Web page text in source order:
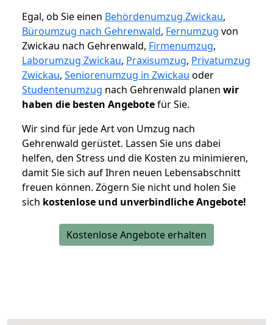
Egal, ob Sie einen Behördenumzug Zwickau,
Büroumzug nach Gehrenwald, Fernumzug von
Zwickau nach Gehrenwald, Firmenumzug,
Laborumzug Zwickau, Praxisumzug, Privatumzug
Zwickau, Seniorenumzug in Zwickau oder
Studentenumzug nach Gehrenwald planen wir
haben die besten Angebotefür Sie.
Wir sind für jede Art von Umzug nach
Gehrenwald gerüstet. Lassen Sie uns dabei
helfen, den Stress und die Kosten zu minimieren,
damit Sie sich auf Ihren neuen Lebensabschnitt
freuen können. Zögern Sie nicht und holen Sie
sich kostenlose und unverbindliche Angebote!
Kostenlose Angebote erhalten